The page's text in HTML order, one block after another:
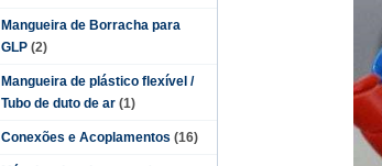
Mangueira de Borracha para
GLP (2)
Mangueira de plástico flexível /
Tubo de duto de ar (1)
Conexões e Acoplamentos (16)